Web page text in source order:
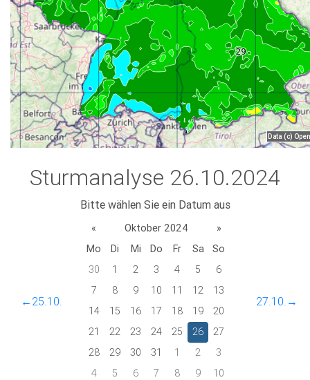
Sturmanalyse 26.10.2024
Bitte wählen Sie ein Datum aus
←25.10.
« Oktober 2024
»
Mo
Di Mi Do Fr Sa
So
30
1 2 3 4 5
6
7
8 9 10 11 12
13
14
15 16 17 18 19
20
21
22 23 24 25 26
27
28
29 30 31 1 2
3
4
5 6 7 8 9 10
27.10.→